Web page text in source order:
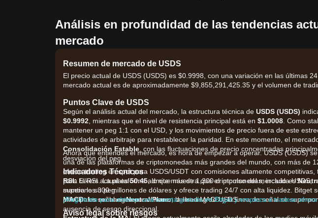
Análisis en profundidad de las tendencias
mercado
Resumen de mercado de USDS
El precio actual de USDS (USDS) es $0.9998, con una variación en las últimas
mercado actual es de aproximadamente $9,855,291,425.35 y el volumen de
Puntos Clave de USDS
Según el análisis actual del mercado, la estructura técnica de USDS (USDS)
$0.9992 , mientras que el nivel de resistencia principal está en $1.0008 . Como
mantener un peg 1:1 con el USD, y los movimientos de precio fuera de este
actividades de arbitraje para restablecer la paridad. En este momento, el
Consolidación Estable , con las fluctuaciones de precio concentradas
desviación del peg.
Indicadores Técnicos
RSI: El RSI actual es50.45, lo que muestra que el impulso del mercado es
mantiene su peg.
MACD:La señal esNeutral/Plano; la línea MACD y la línea de señal se
ausencia de sesgo direccional.
Ahora que entiendes el mercado, es hora de empezar a operar. USDS (USDS)
una de las plataformas de criptomonedas más grandes del mundo, con más de
ofrece trading en spot para USDS/USDT con comisiones altamente
para takers. La plataforma admite más de 1,300 criptomonedas, incluida USDS,
supera los 300 millones de dólares y ofrece trading 24/7 con alta liquidez. Bitget
principales exchanges por volumen de trading de USDS.
¡Regístrate para obtener una cuenta gratuita en Bitget y empieza a tradear
Aviso legal sobre riesgos